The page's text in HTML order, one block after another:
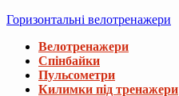
Горизонтальні велотренажери
Велотренажери
Спінбайки
Пульсометри
Килимки під тренажери